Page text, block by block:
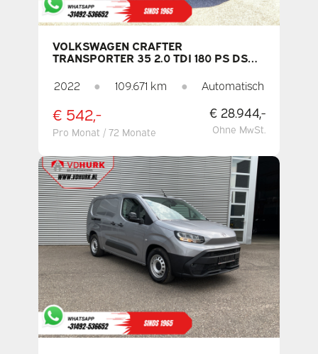
VOLKSWAGEN CRAFTER
TRANSPORTER 35 2.0 TDI 180 PS DSG
/ 270-GRAD-TÜREN / BEHEIZBARER
SITZ / CARPLAY / NAVI / KAMERA /
PDC / TEMPOMAT / KLIMAANLAGE
2022 ● 109.671 km ● Automatisch
€ 542,-
Pro Monat / 72 Monate
€ 28.944,-
Ohne MwSt.